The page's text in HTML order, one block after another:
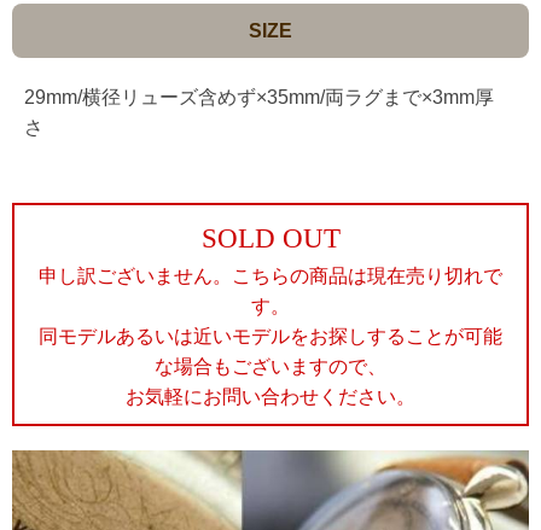
SIZE
29mm/横径リューズ含めず×35mm/両ラグまで×3mm厚
さ
SOLD OUT
申し訳ございません。こちらの商品は現在売り切れで
す。
同モデルあるいは近いモデルをお探しすることが可能
な場合もございますので、
お気軽にお問い合わせください。